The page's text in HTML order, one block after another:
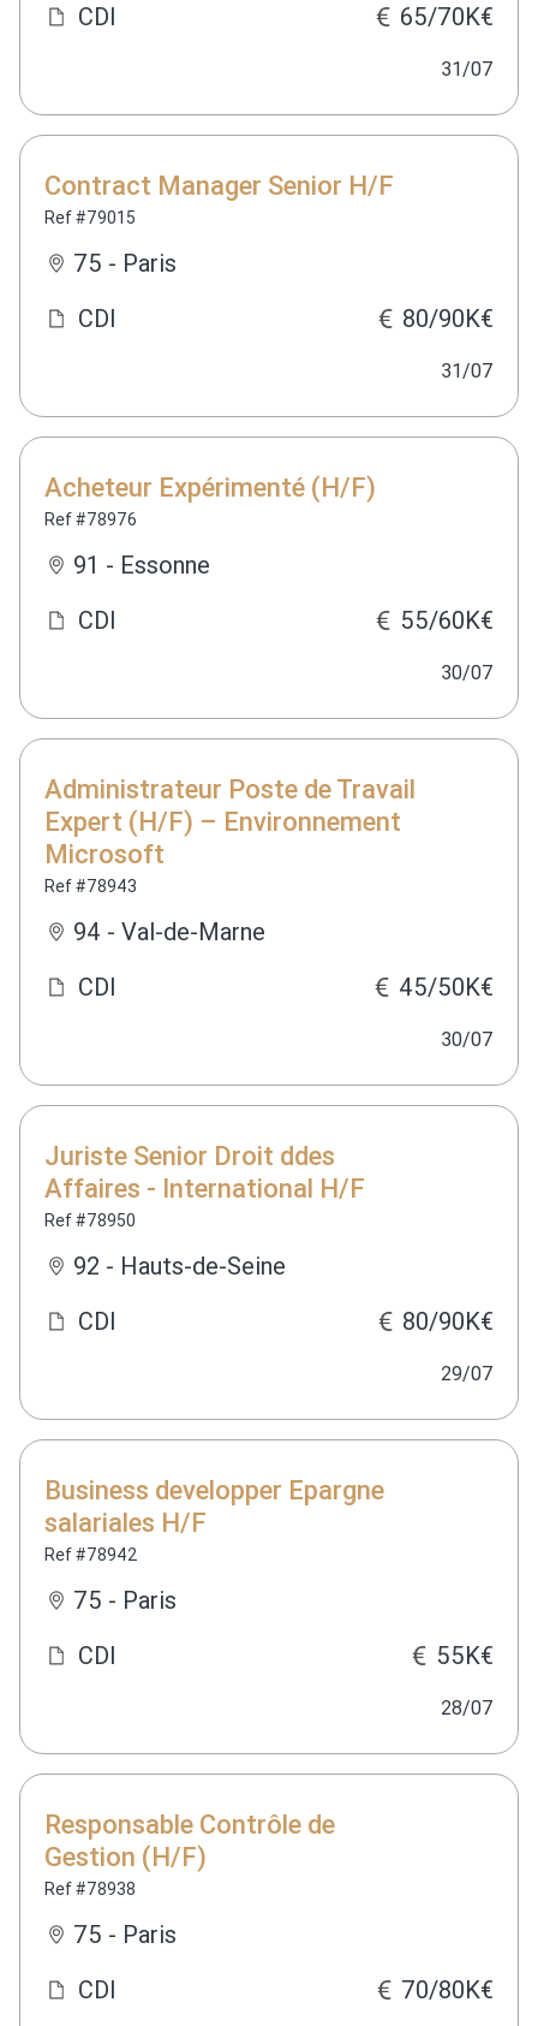
CDI
65/70K€
31/07
Contract Manager Senior H/F
Ref #79015
75 - Paris
CDI
80/90K€
31/07
Acheteur Expérimenté (H/F)
Ref #78976
91 - Essonne
CDI
55/60K€
30/07
Administrateur Poste de Travail
Expert (H/F) – Environnement
Microsoft
Ref #78943
94 - Val-de-Marne
CDI
45/50K€
30/07
Juriste Senior Droit ddes
Affaires - International H/F
Ref #78950
92 - Hauts-de-Seine
CDI
80/90K€
29/07
Business developper Epargne
salariales H/F
Ref #78942
75 - Paris
CDI
55K€
28/07
Responsable Contrôle de
Gestion (H/F)
Ref #78938
75 - Paris
CDI
70/80K€